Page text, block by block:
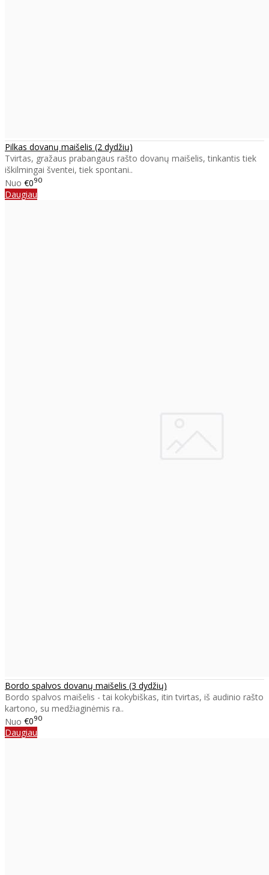
Pilkas dovanų maišelis (2 dydžių)
Tvirtas, gražaus prabangaus rašto dovanų maišelis, tinkantis tiek
iškilmingai šventei, tiek spontani..
Nuo €090
Daugiau
Bordo spalvos dovanų maišelis (3 dydžių)
Bordo spalvos maišelis - tai kokybiškas, itin tvirtas, iš audinio rašto
kartono, su medžiaginėmis ra..
Nuo €090
Daugiau